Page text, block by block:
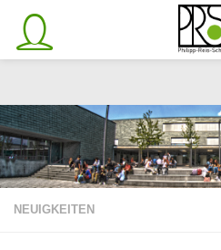
Unter dem Inhalt
NEUIGKEITEN